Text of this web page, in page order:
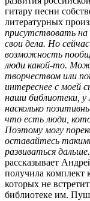
гитару песни
литературных
присутствовать на
свои дела. Но
возможность
люди какой-то.
творчеством или
интереснее с моей
наши библиотеки, у
насколько
что есть люди,
Поэтому могу
оставайтесь
развиваться
рассказывает
получила комплект
которых не
библиотеке им.